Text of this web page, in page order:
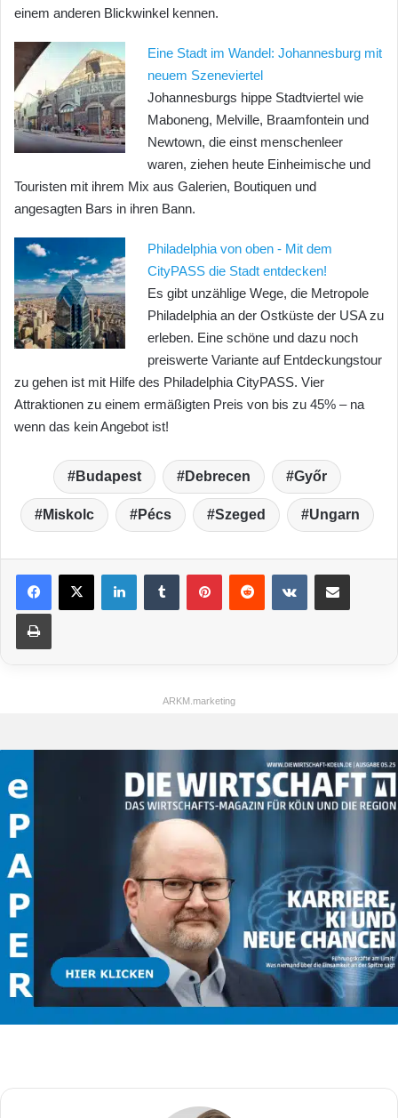
einem anderen Blickwinkel kennen.
Eine Stadt im Wandel: Johannesburg mit
neuem Szeneviertel
Johannesburgs hippe Stadtviertel wie
Maboneng, Melville, Braamfontein und
Newtown, die einst menschenleer
waren, ziehen heute Einheimische und
Touristen mit ihrem Mix aus Galerien, Boutiquen und
angesagten Bars in ihren Bann.
Philadelphia von oben - Mit dem
CityPASS die Stadt entdecken!
Es gibt unzählige Wege, die Metropole
Philadelphia an der Ostküste der USA zu
erleben. Eine schöne und dazu noch
preiswerte Variante auf Entdeckungstour
zu gehen ist mit Hilfe des Philadelphia CityPASS. Vier
Attraktionen zu einem ermäßigten Preis von bis zu 45% – na
wenn das kein Angebot ist!
Budapest Debrecen Győr
Miskolc Pécs Szeged Ungarn
ARKM.marketing